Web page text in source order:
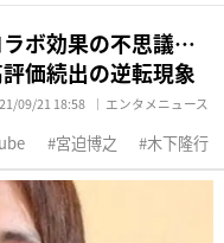
ボ効果の不思議…
価続出の逆転現象
09/21 18:58 エンタメニュース
宮迫博之 木下隆行